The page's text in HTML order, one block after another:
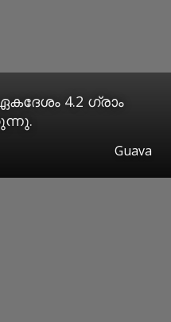
4.2 ഗ്രാം
Guava